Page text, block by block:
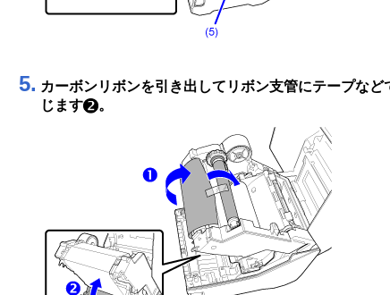
5. カーボンリボンを引き出してリボン支管にテープなど
じます
。